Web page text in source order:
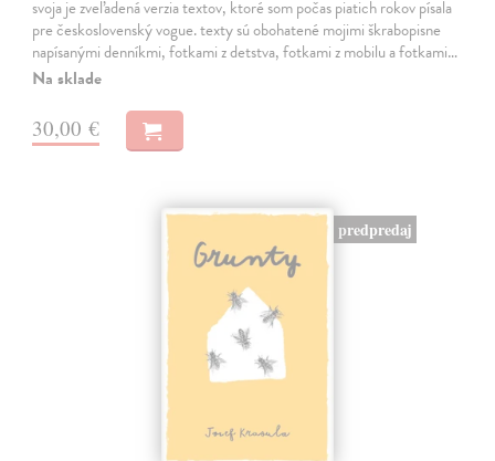
svoja je zveľadená verzia textov, ktoré som počas piatich rokov písala
pre československý vogue. texty sú obohatené mojimi škrabopisne
napísanými denníkmi, fotkami z detstva, fotkami z mobilu a fotkami…
Na sklade
30,00 €
predpredaj